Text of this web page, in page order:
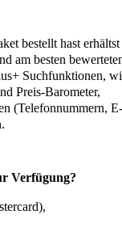
bestellt hast erhältst
am besten
Suchfunktionen,
Preis-Barometer,
(Telefonnummern, E-
Verfügung?